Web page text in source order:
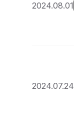
2024.08.01
2024.07.24